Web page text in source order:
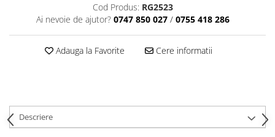
Cod Produs: RG2523
Ai nevoie de ajutor? 0747 850 027 / 0755 418 286
Adauga la Favorite Cere informatii
Descriere